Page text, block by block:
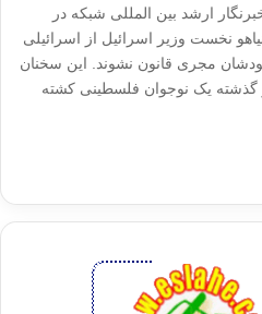
ارشد بین المللی شبکه در
نخست وزیر اسرائیل از اسرائیلی
مجری قانون نشوند. این سخنان
یک نوجوان فلسطینی کشته